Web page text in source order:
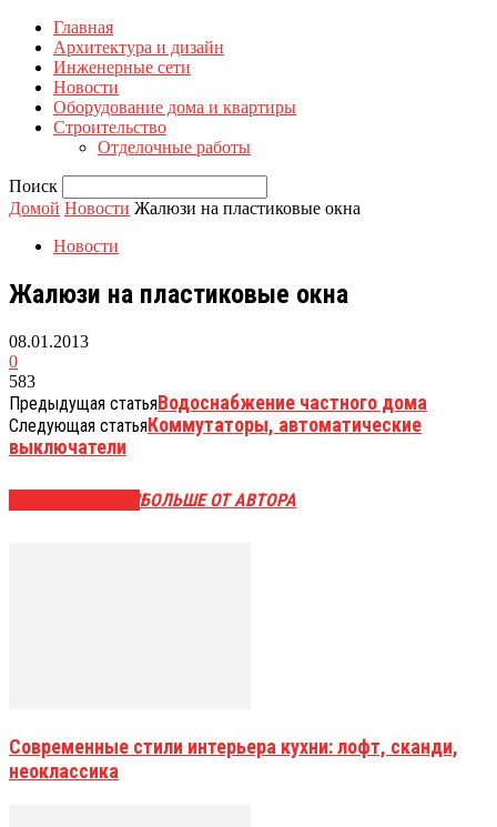
Главная
Архитектура и дизайн
Инженерные сети
Новости
Оборудование дома и квартиры
Строительство
Отделочные работы
Поиск
Домой Новости Жалюзи на пластиковые окна
Новости
Жалюзи на пластиковые окна
08.01.2013
0
583
Предыдущая статьяВодоснабжение частного дома
Следующая статьяКоммутаторы, автоматические
выключатели
БОЛЬШЕ ОТ АВТОРА
Современные стили интерьера кухни: лофт, сканди,
неоклассика